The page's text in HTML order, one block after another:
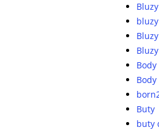
Body
Buty
buty